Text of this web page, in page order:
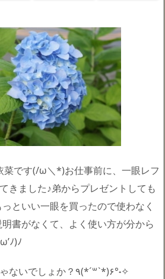
菜です(/ω＼*)お仕事前に、一眼レフ
きました♪弟からプレゼントしても
といい一眼を買ったので使わなく
書がなくて、よく使い方が分から
ﾉ)ﾉ
こんな感じでいいんじゃないでしょか？٩(*´꒳`*)۶°˖✧